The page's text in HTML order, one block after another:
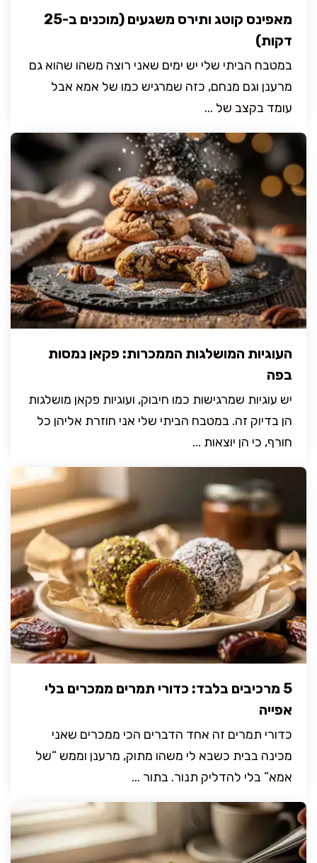
מאפינס קוטג ותירס משגעים (מוכנים ב-25
דקות)
במטבח הביתי שלי יש ימים שאני רוצה משהו שהוא גם
מרענן וגם מנחם, כזה שמרגיש כמו של אמא אבל
עומד בקצב של ...
העוגיות המושלגות הממכרות: פקאן נמסות
בפה
יש עוגיות שמרגישות כמו חיבוק, ועוגיות פקאן מושלגות
הן בדיוק זה. במטבח הביתי שלי אני חוזרת אליהן כל
חורף, כי הן יוצאות ...
5 מרכיבים בלבד: כדורי תמרים ממכרים בלי
אפייה
כדורי תמרים זה אחד הדברים הכי ממכרים שאני
מכינה בבית כשבא לי משהו מתוק, מרענן וממש “של
אמא” בלי להדליק תנור. בתור ...